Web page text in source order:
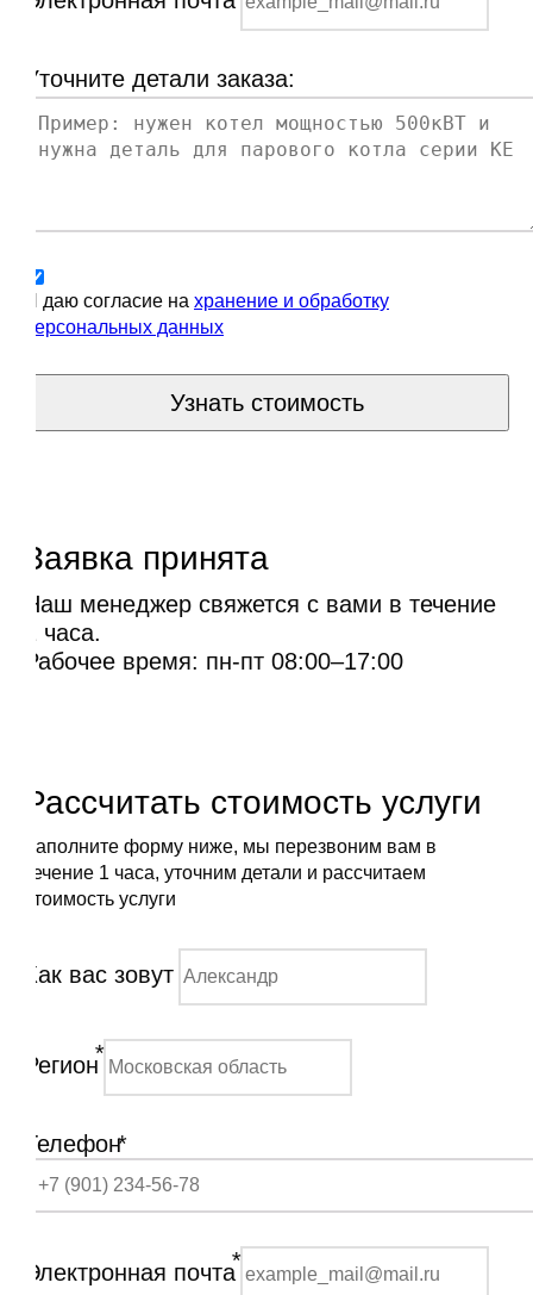
Уточните детали заказа:
Я даю согласие на хранение и обработку
персональных данных
Узнать стоимость
Заявка принята
Наш менеджер свяжется с вами в течение
1 часа.
Рабочее время: пн-пт 08:00–17:00
Рассчитать стоимость услуги
Заполните форму ниже, мы перезвоним вам в
течение 1 часа, уточним детали и рассчитаем
стоимость услуги
Как вас зовут
Регион*
Телефон*
Электронная почта*